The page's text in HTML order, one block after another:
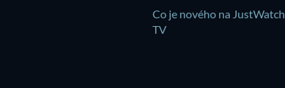
Co je nového na JustWatch
TV